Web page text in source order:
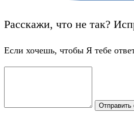
Расскажи, что не так?
Если хочешь, чтобы Я тебе
Отправить